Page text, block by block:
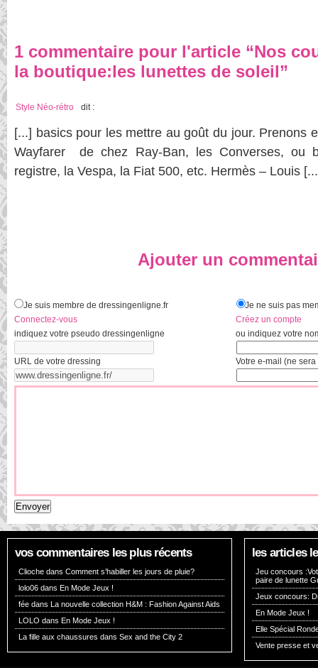
1 commentaire pour l'article “Nos
la boutique:les lunettes de soleil”
Style Néo-rétro dit :
[...] basics pour les mettre au goût du jour. Prenons
Wayfarer de chez Ray-Ban, les Converses, ou
registre, la Vespa, la Fiat 500, etc. Hermès – Louis
Ajouter un
Je suis membre de dressingenligne.fr
Connectez-vous
indiquez votre pseudo dressingenligne
URL de votre dressing
Je ne suis pas
Créez un compte
ou indiquez votre
Votre e-mail (ne
vos commentaires les plus récents
Clioche dans Comment s’habiller les jours de pluie?
lolo06 dans En Mode Jeux !
fée dans La nouvelle collection H&M : Fashion Against Aids
LOLO dans En Mode Jeux !
La fille aux chaussures dans Sex and the City 2
les articles
Jeu concours
paire de lunette
Jeux concours:
En Mode Jeux !
Elle Spécial
Vente presse et